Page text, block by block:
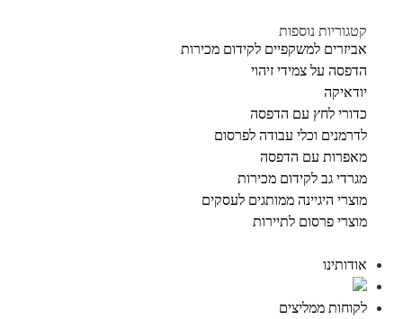
קטגוריות נוספות
אביזרים למשקפיים לקידום מכירות
הדפסה על צמידי זיהוי
יודאיקה
כדורי לחץ עם הדפסה
לדרמנים וכלי עבודה לפרסום
מאפרות עם הדפסה
מגרדי גב לקידום מכירות
מוצרי היגיינה ממותגים לעסקים
מוצרי פרסום לתיירות
אודותינו
לקוחות ממליצים